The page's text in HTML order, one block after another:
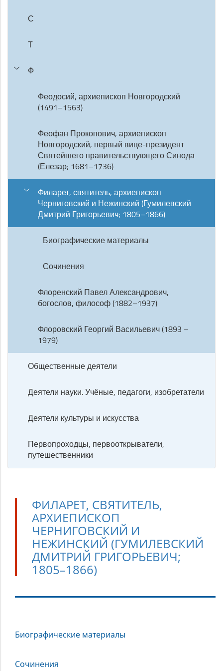
С
Т
Ф
Феодосий, архиепископ Новгородский
(1491–1563)
Феофан Прокопович, архиепископ
Новгородский, первый вице-президент
Святейшего правительствующего Синода
(Елезар; 1681–1736)
Филарет, святитель, архиепископ
Черниговский и Нежинский (Гумилевский
Дмитрий Григорьевич; 1805–1866)
Биографические материалы
Сочинения
Флоренский Павел Александрович,
богослов, философ (1882–1937)
Флоровский Георгий Васильевич (1893 –
1979)
Общественные деятели
Деятели науки. Учёные, педагоги, изобретатели
Деятели культуры и искусства
Первопроходцы, первооткрыватели,
путешественники
ФИЛАРЕТ, СВЯТИТЕЛЬ,
АРХИЕПИСКОП
ЧЕРНИГОВСКИЙ И
НЕЖИНСКИЙ (ГУМИЛЕВСКИЙ
ДМИТРИЙ ГРИГОРЬЕВИЧ;
1805–1866)
святитель,
Черниговский
Биографические материалы
Сочинения